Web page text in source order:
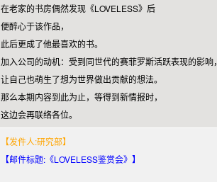
在老家的书房偶然发现《LOVELESS》后
便醉心于该作品，
此后更成了他最喜欢的书。
加入公司的动机：受到同世代的赛菲罗斯活跃表现的影响，
让自己也萌生了想为世界做出贡献的想法。
那么本期内容到此为止，等得到新情报时，
这边会再联络各位。
【发件人:研究部】
【邮件标题:《LOVELESS鉴赏会》】